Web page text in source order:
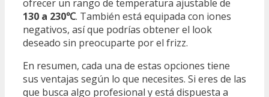
ofrecer un rango de temperatura ajustable de
130 a 230℃. También está equipada con iones
negativos, así que podrías obtener el look
deseado sin preocuparte por el frizz.
En resumen, cada una de estas opciones tiene
sus ventajas según lo que necesites. Si eres de las
que busca algo profesional y está dispuesta a